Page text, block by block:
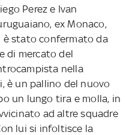
Perez e Ivan
ex Monaco,
stato confermato da
di mercato del
nella
è un pallino del nuovo
un lungo tira e molla, in
ad altre squadre
lui si infoltisce la